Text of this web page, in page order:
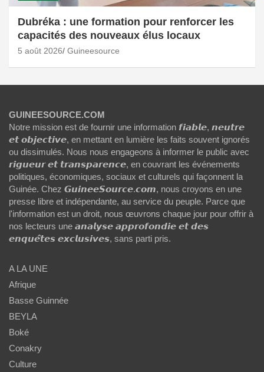
Dubréka : une formation pour renforcer les
capacités des nouveaux élus locaux
5 août 2026 Guineesource
GUINEESOURCE.COM
Notre mission est de fournir une information 𝙛𝙞𝙖𝙗𝙡𝙚, 𝙣𝙚𝙪𝙩𝙧𝙚
𝙚𝙩 𝙤𝙗𝙟𝙚𝙘𝙩𝙞𝙫𝙚, en mettant en lumière les faits souvent ignorés
ou dissimulés. Nous nous engageons à informer le public avec
𝙧𝙞𝙜𝙪𝙚𝙪𝙧 𝙚𝙩 𝙩𝙧𝙖𝙣𝙨𝙥𝙖𝙧𝙚𝙣𝙘𝙚, en couvrant les événements
politiques, économiques, sociaux et culturels qui façonnent la
Guinée. Chez 𝙂𝙪𝙞𝙣𝙚𝙚𝙎𝙤𝙪𝙧𝙘𝙚.𝙘𝙤𝙢, nous croyons en une
presse libre et indépendante, au service du peuple. Parce que
l'information est un droit, nous œuvrons chaque jour pour offrir à
nos lecteurs une 𝙖𝙣𝙖𝙡𝙮𝙨𝙚 𝙖𝙥𝙥𝙧𝙤𝙛𝙤𝙣𝙙𝙞𝙚 𝙚𝙩 𝙙𝙚𝙨
𝙚𝙣𝙦𝙪𝙚̂𝙩𝙚𝙨 𝙚𝙭𝙘𝙡𝙪𝙨𝙞𝙫𝙚𝙨, sans parti pris.
A LA UNE
Afrique
Basse Guinnée
BEYLA
Boké
Conakry
Culture